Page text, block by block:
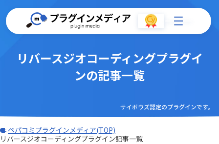
リバースジオコーディングプラグイ
ンの記事一覧
サイボウズ認定のプラグインです。
ペパコミプラグインメディア(TOP)
リバースジオコーディングプラグイン記事一覧